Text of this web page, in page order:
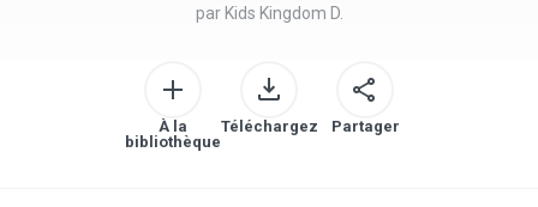
par Kids Kingdom D.
À la
bibliothèque
Téléchargez Partager